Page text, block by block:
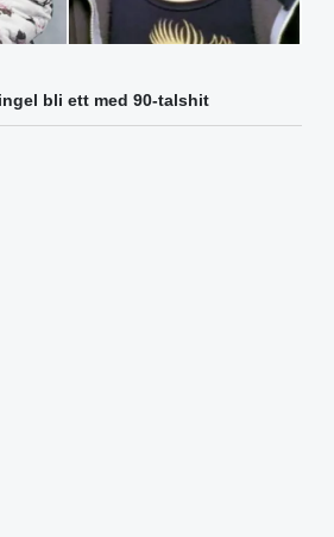
bli ett med 90-talshit